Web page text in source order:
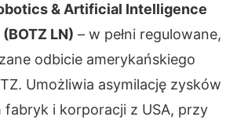
& Artificial Intelligence
LN) – w pełni regulowane,
odbicie amerykańskiego
Umożliwia asymilację zysków
fabryk i korporacji z USA, przy